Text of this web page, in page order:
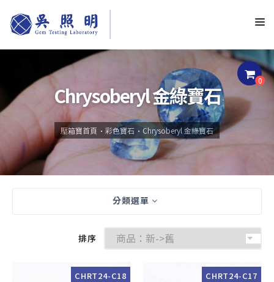
0
Chrysoberyl 金綠寶石
壓箱寶首頁 彩色寶石 Chrysoberyl 金綠寶石
分類選單
排序
CHRT24-C18 CHRT24-C17